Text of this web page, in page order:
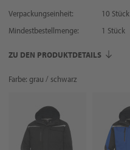
Verpackungseinheit:
10 Stück
Mindestbestellmenge:
1 Stück
ZU DEN PRODUKTDETAILS
Farbe: grau / schwarz